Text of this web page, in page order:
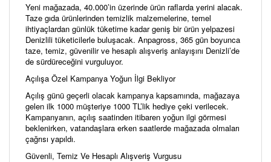
Yeni mağazada, 40.000’in üzerinde ürün raflarda yerini alacak.
Taze gıda ürünlerinden temizlik malzemelerine, temel
ihtiyaçlardan günlük tüketime kadar geniş bir ürün yelpazesi
Denizlili tüketicilerle buluşacak. Anpagross, 365 gün boyunca
taze, temiz, güvenilir ve hesaplı alışveriş anlayışını Denizli’de
de sürdüreceğini vurguluyor.
Açılışa Özel Kampanya Yoğun İlgi Bekliyor
Açılış günü geçerli olacak kampanya kapsamında, mağazaya
gelen ilk 1000 müşteriye 1000 TL’lik hediye çeki verilecek.
Kampanyanın, açılış saatinden itibaren yoğun ilgi görmesi
beklenirken, vatandaşlara erken saatlerde mağazada olmaları
çağrısı yapıldı.
Güvenli, Temiz Ve Hesaplı Alışveriş Vurgusu